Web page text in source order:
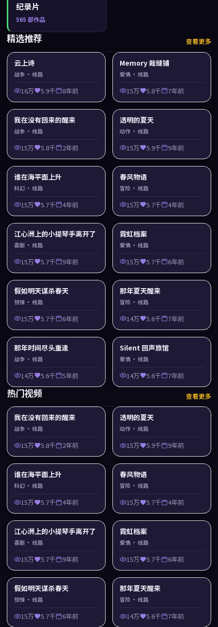
纪录片
565 部作品
精选推荐 查看更多
云上诗
战争 · 线路
16万 5.9千 8年前
Memory 裁缝铺
爱情 · 线路
15万 5.8千 7年前
我在没有回来的醒来
战争 · 线路
15万 5.8千 2年前
透明的夏天
动作 · 线路
15万 5.9千 9年前
谁在海平面上升
科幻 · 线路
15万 5.7千 4年前
春风物语
冒险 · 线路
15万 5.7千 4年前
江心洲上的小提琴手离开了
喜剧 · 线路
15万 5.7千 9年前
霓虹档案
爱情 · 线路
15万 5.7千 6年前
假如明天谋杀春天
惊悚 · 线路
15万 5.7千 6年前
那年夏天醒来
冒险 · 线路
14万 5.6千 7年前
那年时间尽头重逢
战争 · 线路
14万 5.6千 5年前
Silent 回声旅馆
爱情 · 线路
14万 5.6千 7年前
热门视频 查看更多
我在没有回来的醒来
战争 · 线路
15万 5.8千 2年前
透明的夏天
动作 · 线路
15万 5.9千 9年前
谁在海平面上升
科幻 · 线路
15万 5.7千 4年前
春风物语
冒险 · 线路
15万 5.7千 4年前
江心洲上的小提琴手离开了
喜剧 · 线路
15万 5.7千 9年前
霓虹档案
爱情 · 线路
15万 5.7千 6年前
假如明天谋杀春天
惊悚 · 线路
15万 5.7千 6年前
那年夏天醒来
冒险 · 线路
14万 5.6千 7年前